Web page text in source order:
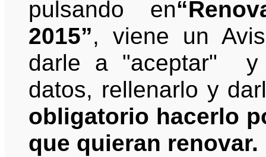
pulsando en
2015”, viene un
darle a "aceptar" y
datos, rellenarlo y
obligatorio hacerlo
que quieran renovar.